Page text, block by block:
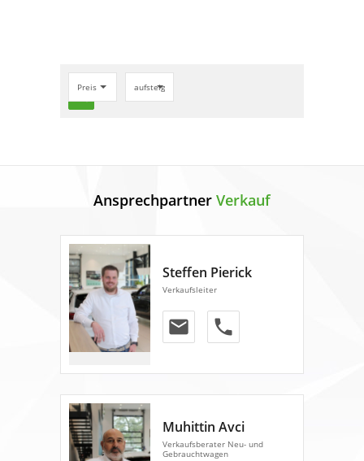
Preis aufsteigend
search
Ansprechpartner Verkauf
Steffen Pierick
Verkaufsleiter
email phone
Muhittin Avci
Verkaufsberater Neu- und
Gebrauchtwagen